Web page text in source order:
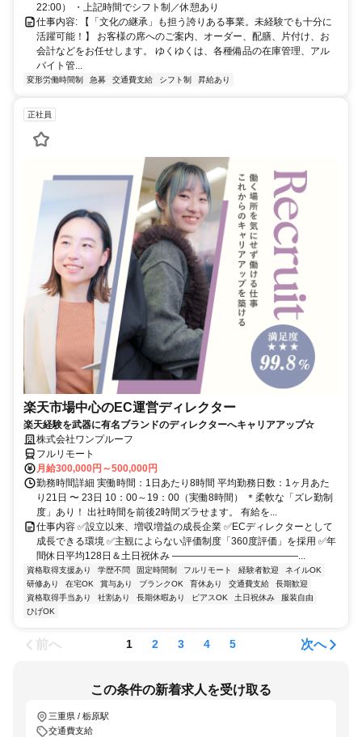
22:00） ・上記時間でシフト制／休憩あり
仕事内容: 【「文化の継承」も担う誇りある事業。未経験でも十分に
活躍可能！】 お客様の席へのご案内、オーダー、配膳、片付け、お
会計などをお任せします。 ゆくゆくは、各種備品の在庫管理、アル
バイト管...
変形労働時間制 急募 交通費支給 シフト制 昇給あり
正社員
楽天市場中心のEC運営ディレクター
楽天経験を武器に有名ブランドのディレクターへキャリアアップ☆
株式会社ワンプルーフ
フルリモート
月給300,000円～500,000円
勤務時間詳細 実働時間：1日あたり8時間 平均勤務日数：1ヶ月あた
り21日 〜 23日 10：00～19：00（実働8時間） ＊柔軟な「ズレ勤制
度」あり！ 出社時間を前後2時間ズラせます。 有給を...
仕事内容 ✅設立以来、増収増益の成長企業 ✅ECディレクターとして
成長できる環境 ✅主観によらない評価制度「360度評価」を採用 ✅年
間休日平均128日＆土日祝休み ―――――――――――――...
資格取得支援あり 学歴不問 固定時間制 フルリモート 経験者歓迎
ネイルOK
研修あり
在宅OK 賞与あり ブランクOK 育休あり 交通費支給
長期歓迎
資格取得手当あり
社割あり 長期休暇あり ピアスOK 土日祝休み
服装自由
ひげOK
前へ 1 2 3 4 5 次へ
この条件の新着求人を受け取る
三重県 / 栃原駅
交通費支給